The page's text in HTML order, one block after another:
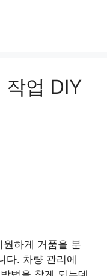
작업 DIY
하게 거품을 분
다. 차량 관리에